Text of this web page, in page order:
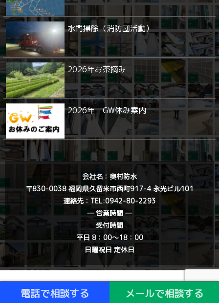
水門掃除（消防団活動）
2026年お茶摘み
2026年 GW休み案内
会社名：奥村防水
〒830-0038 福岡県久留米市西町917-4 永光ビル101
連絡先： TEL:0942-80-2293
― 営業時間 ―
受付時間
平日 8：00〜18：00
日曜祝日 定休日
ホームページ制作 佐賀 株式会社ハートウェブ
電話で相談する メールで相談する